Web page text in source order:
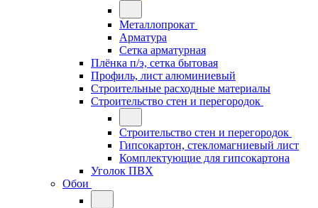
Металлопрокат
Арматура
Сетка арматурная
Плёнка п/э, сетка бытовая
Профиль, лист алюминиевый
Строительные расходные материалы
Строительство стен и перегородок
Строительство стен и перегородок
Гипсокартон, стекломагниевый лист
Комплектующие для гипсокартона
Уголок ПВХ
Обои